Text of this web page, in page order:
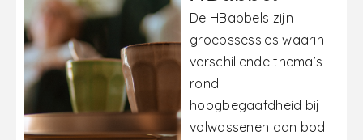
De HBabbels zijn
groepssessies waarin
verschillende thema’s
rond
hoogbegaafdheid bij
volwassenen aan bod